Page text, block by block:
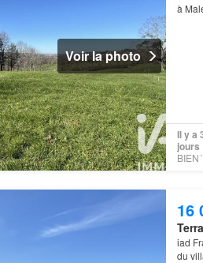
Voir la photo
à
Il y a
jours
16
iad
du